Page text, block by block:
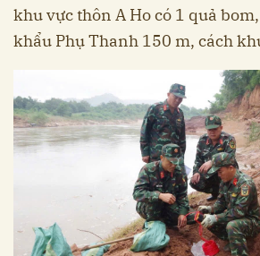
khu vực thôn A Ho có 1 quả
khẩu Phụ Thanh 150 m, cách